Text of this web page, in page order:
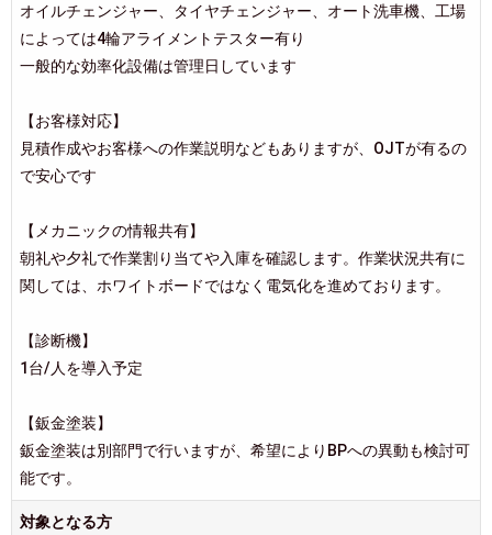
オイルチェンジャー、タイヤチェンジャー、オート洗車機、工場
によっては4輪アライメントテスター有り
一般的な効率化設備は管理日しています
【お客様対応】
見積作成やお客様への作業説明などもありますが、OJTが有るの
で安心です
【メカニックの情報共有】
朝礼や夕礼で作業割り当てや入庫を確認します。作業状況共有に
関しては、ホワイトボードではなく電気化を進めております。
【診断機】
1台/人を導入予定
【鈑金塗装】
鈑金塗装は別部門で行いますが、希望によりBPへの異動も検討可
能です。
対象となる方